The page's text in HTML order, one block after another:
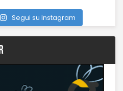
Segui su Instagram